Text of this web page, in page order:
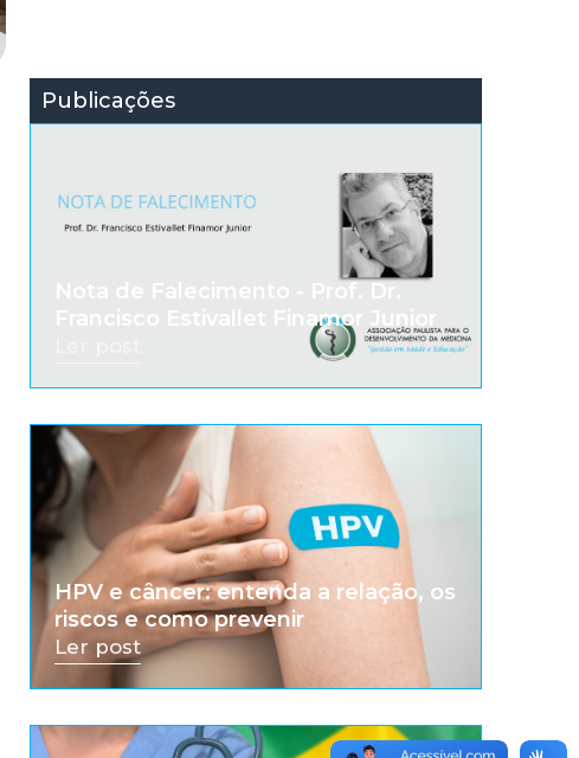
Publicações
Nota de Falecimento - Prof. Dr.
Francisco Estivallet Finamor Junior
HPV e câncer: entenda a relação, os
riscos e como prevenir
Ler post